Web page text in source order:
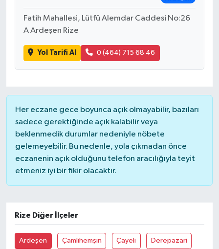
Fatih Mahallesi, Lütfü Alemdar Caddesi No:26
A Ardeşen Rize
Yol Tarifi Al 0 (464) 715 68 46
Her eczane gece boyunca açık olmayabilir, bazıları
sadece gerektiğinde açık kalabilir veya
beklenmedik durumlar nedeniyle nöbete
gelemeyebilir. Bu nedenle, yola çıkmadan önce
eczanenin açık olduğunu telefon aracılığıyla teyit
etmeniz iyi bir fikir olacaktır.
Rize Diğer İlçeler
Ardeşen Çamlıhemşin Çayeli Derepazari